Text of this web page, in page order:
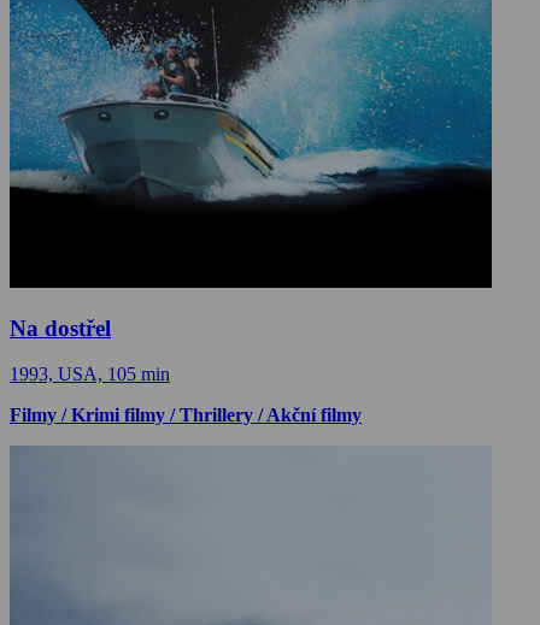
Na dostřel
1993, USA, 105 min
Filmy / Krimi filmy / Thrillery / Akční filmy